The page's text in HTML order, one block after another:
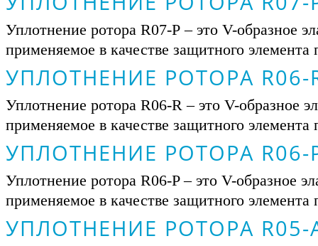
Уплотнение ротора R07-Р – это V-образное
применяемое в качестве защитного
УПЛОТНЕНИЕ РОТОРА R06-
Уплотнение ротора R06-R – это V-образное
применяемое в качестве защитного
УПЛОТНЕНИЕ РОТОРА R06-
Уплотнение ротора R06-P – это V-образное
применяемое в качестве защитного
УПЛОТНЕНИЕ РОТОРА R05-